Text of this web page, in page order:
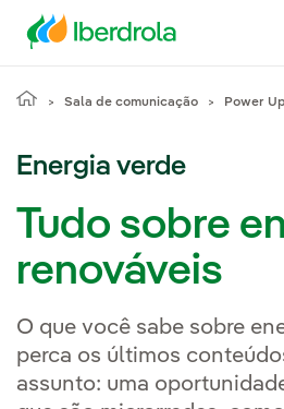
Sala de comunicação Power Up
Energia verde
Tudo sobre
renováveis
O que você sabe sobre
perca os últimos
assunto: uma